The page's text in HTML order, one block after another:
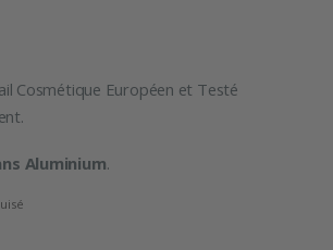
Cosmétique Européen et Testé
Aluminium.